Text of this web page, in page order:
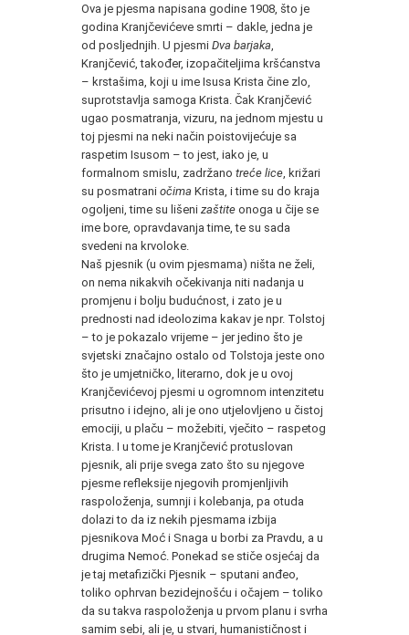
Ova je pjesma napisana godine 1908, što je
godina Kranjčevićeve smrti – dakle, jedna je
od posljednjih. U pjesmi Dva barjaka
Kranjčević, također, izopačiteljima kršćanstva
– krstašima, koji u ime Isusa Krista čine zlo,
suprotstavlja samoga Krista. Čak Kranjčević
ugao posmatranja, vizuru, na jednom mjestu u
toj pjesmi na neki način poistovijećuje sa
raspetim Isusom – to jest, iako je, u
formalnom smislu, zadržano treće lice , križari
su posmatrani očima Krista, i time su do kraja
ogoljeni, time su lišeni zaštite onoga u čije se
ime bore, opravdavanja time, te su sada
svedeni na krvoloke.
Naš pjesnik (u ovim pjesmama) ništa ne želi,
on nema nikakvih očekivanja niti nadanja u
promjenu i bolju budućnost, i zato je u
prednosti nad ideolozima kakav je npr. Tolstoj
– to je pokazalo vrijeme – jer jedino što je
svjetski značajno ostalo od Tolstoja jeste ono
što je umjetničko, literarno, dok je u ovoj
Kranjčevićevoj pjesmi u ogromnom intenzitetu
prisutno i idejno, ali je ono utjelovljeno u čistoj
emociji, u plaču – možebiti, vječito – raspetog
Krista. I u tome je Kranjčević protuslovan
pjesnik, ali prije svega zato što su njegove
pjesme refleksije njegovih promjenljivih
raspoloženja, sumnji i kolebanja, pa otuda
dolazi to da iz nekih pjesmama izbija
pjesnikova Moć i Snaga u borbi za Pravdu, a u
drugima Nemoć. Ponekad se stiče osjećaj da
je taj metafizički Pjesnik – sputani anđeo,
toliko ophrvan bezidejnošću i očajem – toliko
da su takva raspoloženja u prvom planu i svrha
samim sebi, ali je, u stvari, humanističnost i